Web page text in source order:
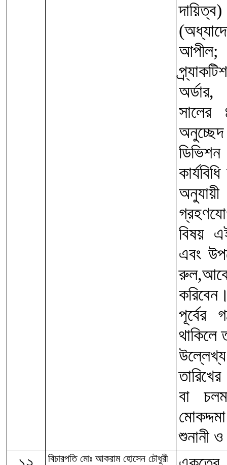
বিষয়
এবং
পূর্বের
থাকিলে
বা
শুনানী
বিচারপতি মোঃ আকরাম হোসেন চৌধুরী